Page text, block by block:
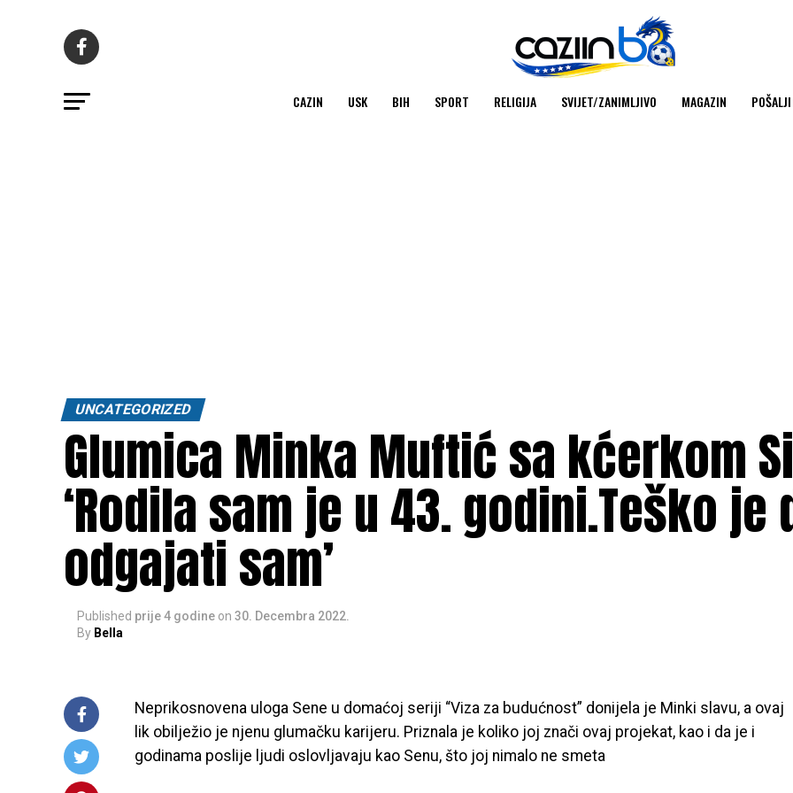
CAZIN USK BIH SPORT RELIGIJA SVIJET/ZANIMLJIVO MAGAZIN
UNCATEGORIZED
Glumica Minka Muftić sa kćerkom
‘Rodila sam je u 43. godini.Teško je
odgajati sam’
Published prije 4 godine on 30. Decembra 2022.
By Bella
Neprikosnovena uloga Sene u domaćoj seriji “Viza za budućnost” donijela je Minki slavu, a ovaj
lik obilježio je njenu glumačku karijeru. Priznala je koliko joj znači ovaj projekat, kao i da je i
godinama poslije ljudi oslovljavaju kao Senu, što joj nimalo ne smeta